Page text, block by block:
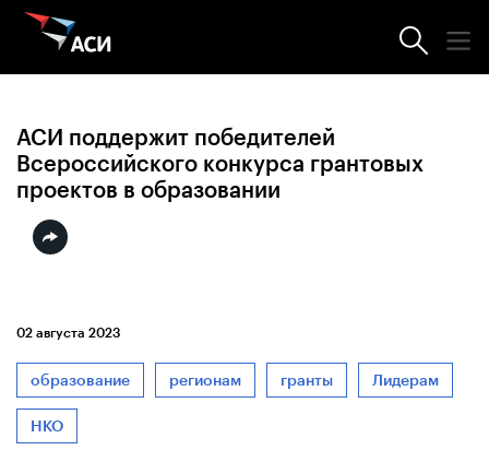
Новости АСИ
АСИ поддержит победителей
Всероссийского конкурса грантовых
проектов в образовании
02 августа 2023
образование регионам гранты Лидерам
НКО